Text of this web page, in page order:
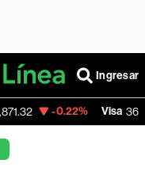
Ingresar
-0.22% Visa 369.59